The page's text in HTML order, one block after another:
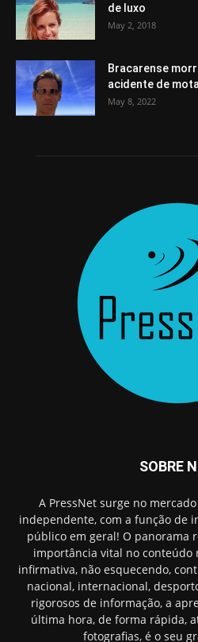
de luxo
May 2, 2018
Bracarense
acidente de
May 8, 2022
SOBRE
A PressNet surge no
independente, com a função de
público em geral! O panorama
importância vital no conteúdo
infirmativa, não esquecendo,
nacional, internacional,
rigorosos de informação, a
última hora, de forma rápida,
fotografias, é o seu